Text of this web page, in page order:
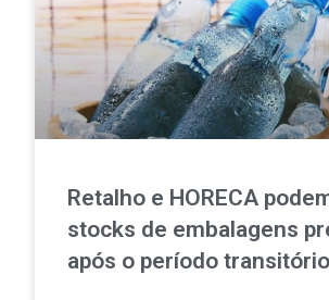
Retalho e HORECA
stocks de embalagens
após o período transitório